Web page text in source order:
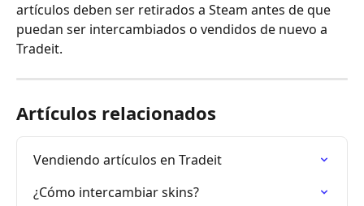
artículos deben ser retirados a Steam antes de que
puedan ser intercambiados o vendidos de nuevo a
Tradeit.
Artículos relacionados
Vendiendo artículos en Tradeit
¿Cómo intercambiar skins?